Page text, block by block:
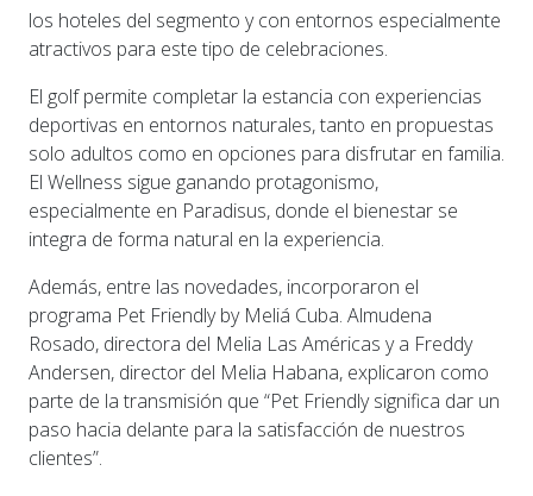
los hoteles del segmento y con entornos especialmente
atractivos para este tipo de celebraciones.
El golf permite completar la estancia con experiencias
deportivas en entornos naturales, tanto en propuestas
solo adultos como en opciones para disfrutar en familia.
El Wellness sigue ganando protagonismo,
especialmente en Paradisus, donde el bienestar se
integra de forma natural en la experiencia.
Además, entre las novedades, incorporaron el
programa Pet Friendly by Meliá Cuba. Almudena
Rosado, directora del Melia Las Américas y a Freddy
Andersen, director del Melia Habana, explicaron como
parte de la transmisión que “Pet Friendly significa dar un
paso hacia delante para la satisfacción de nuestros
clientes”.